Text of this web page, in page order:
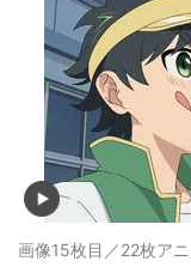
画像15枚目／22枚ア